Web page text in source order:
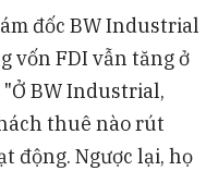
dự đoán và nên
triển kinh tế.
đốc BW Industrial
vốn FDI vẫn tăng ở
"Ở BW Industrial,
thuê nào rút
động. Ngược lại, họ